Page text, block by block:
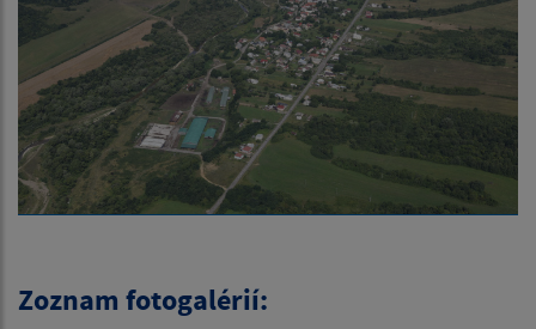
Zoznam fotogalérií: